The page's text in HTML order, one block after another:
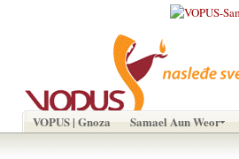
VOPUS | Gnoza Samael Aun Weor